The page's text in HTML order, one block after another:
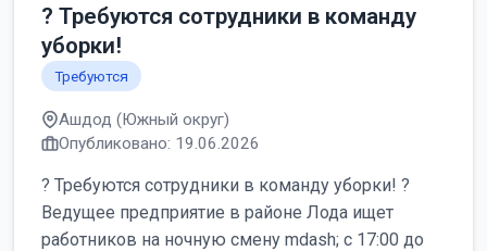
? Требуются сотрудники в команду
уборки!
Требуются
Ашдод (Южный округ)
Опубликовано: 19.06.2026
? Требуются сотрудники в команду уборки! ?
Ведущее предприятие в районе Лода ищет
работников на ночную смену mdash; с 17:00 до